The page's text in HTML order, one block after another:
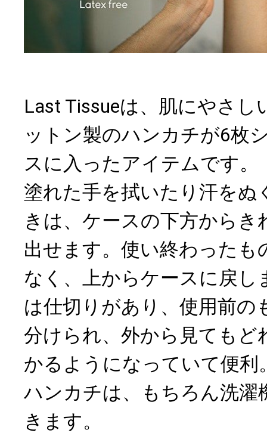
Last Tissueは、肌にやさし
ットン製のハンカチが6枚
スに入ったアイテムです。
塗れた手を拭いたり汗をぬ
きは、ケースの下方からき
出せます。使い終わったも
なく、上からケースに戻し
は仕切りがあり、使用前の
分けられ、外から見てもど
かるようになっていて便利
ハンカチは、もちろん洗濯
きます。